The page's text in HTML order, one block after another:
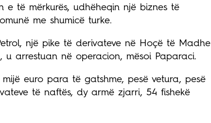
e të mërkurës, udhëheqin një biznes të
me shumicë turke.
një pike të derivateve në Hoçë të Madhe
arrestuan në operacion, mësoi Paparaci.
mijë euro para të gatshme, pesë vetura, pesë
të naftës, dy armë zjarri, 54 fishekë